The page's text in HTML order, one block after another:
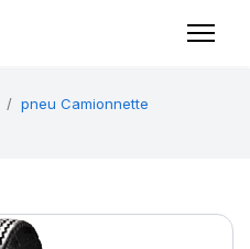
pneu Camionnette